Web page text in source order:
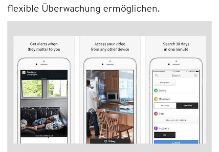
flexible Überwachung ermöglichen.